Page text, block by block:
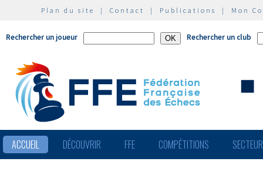
Plan du site | Contact | Publications | Mon
Rechercher un joueur Rechercher un club
ACCUEIL DÉCOUVRIR FFE COMPÉTITIONS